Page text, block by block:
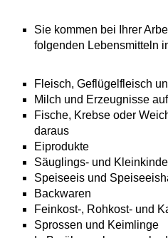
Sie kommen bei Ihrer
folgenden Lebensmitteln
Fleisch, Geflügelfleisch
Milch und Erzeugnisse
Fische, Krebse oder
daraus
Eiprodukte
Säuglings- und
Speiseeis und
Backwaren
Feinkost-, Rohkost- und
Sprossen und Keimlinge